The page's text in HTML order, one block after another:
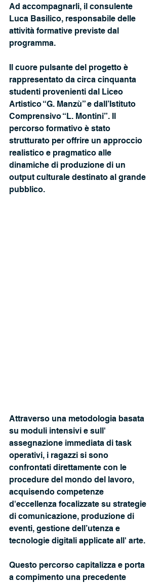
Ad accompagnarli, il consulente
Luca Basilico, responsabile delle
attività formative previste dal
programma.
Il cuore pulsante del progetto è
rappresentato da circa cinquanta
studenti provenienti dal Liceo
Artistico “G. Manzù” e dall’Istituto
Comprensivo “L. Montini”. Il
percorso formativo è stato
strutturato per offrire un approccio
realistico e pragmatico alle
dinamiche di produzione di un
output culturale destinato al grande
pubblico.
Attraverso una metodologia basata
su moduli intensivi e sull'
assegnazione immediata di task
operativi, i ragazzi si sono
confrontati direttamente con le
procedure del mondo del lavoro,
acquisendo competenze
d'eccellenza focalizzate su strategie
di comunicazione, produzione di
eventi, gestione dell’utenza e
tecnologie digitali applicate all' arte.
Questo percorso capitalizza e porta
a compimento una precedente